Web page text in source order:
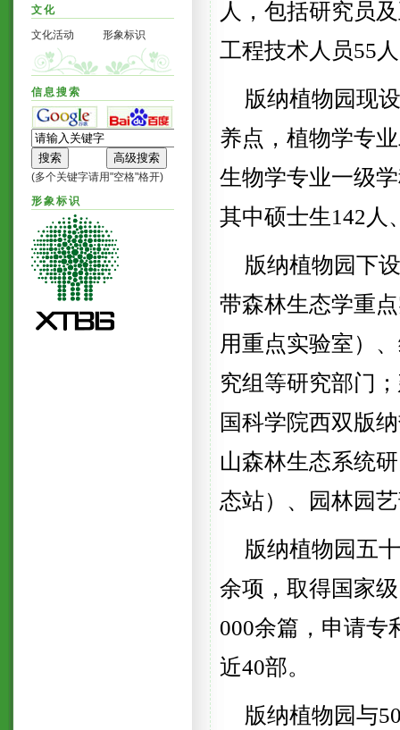
文化
文化活动
形象标识
信息搜索
(多个关键字请用"空格"格开)
形象标识
人，包括研究员
工程技术人员55
版纳植物园现
养点，植物学专
生物学专业一级
其中硕士生142 人
版纳植物园下
带森林生态学重
用重点实验室）
究组等研究部门
国科学院西双版
山森林生态系统
态站）、园林园
版纳植物园五
余项，取得国家
000余篇，申请专
近40部。
版纳植物园与